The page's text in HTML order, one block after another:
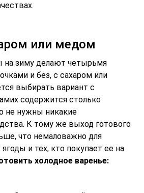
или медом
на зиму делают четырьмя
и без, с сахаром или
выбирать вариант с
содержится столько
не нужны никакие
К тому же выход готового
что немаловажно для
и тех, кто покупает ее на
холодное варенье: